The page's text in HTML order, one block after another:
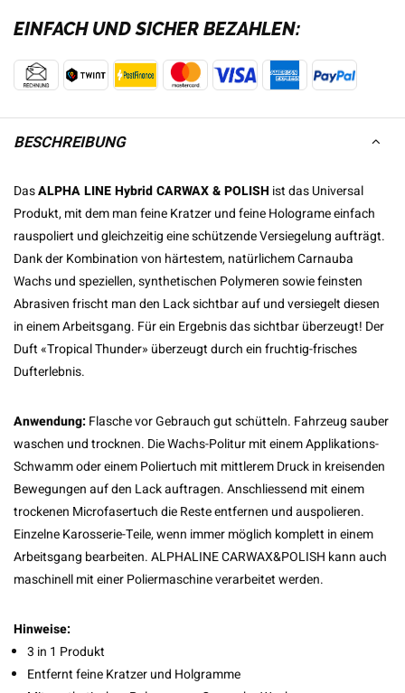
EINFACH UND SICHER BEZAHLEN:
BESCHREIBUNG
DasALPHA LINE Hybrid CARWAX & POLISH ist das Universal
Produkt, mit dem man feine Kratzer und feine Holograme einfach
rauspoliert und gleichzeitig eine schützende Versiegelung aufträgt.
Dank der Kombination von härtestem, natürlichem Carnauba
Wachs und speziellen, synthetischen Polymeren sowie feinsten
Abrasiven frischt man den Lack sichtbar auf und versiegelt diesen
in einem Arbeitsgang. Für ein Ergebnis das sichtbar überzeugt! Der
Duft «Tropical Thunder» überzeugt durch ein fruchtig-frisches
Dufterlebnis.
Anwendung:Flasche vor Gebrauch gut schütteln. Fahrzeug sauber
waschen und trocknen. Die Wachs-Politur mit einem Applikations-
Schwamm oder einem Poliertuch mit mittlerem Druck in kreisenden
Bewegungen auf den Lack auftragen. Anschliessend mit einem
trockenen Microfasertuch die Reste entfernen und auspolieren.
Einzelne Karosserie-Teile, wenn immer möglich komplett in einem
Arbeitsgang bearbeiten. ALPHALINE CARWAX&POLISH kann auch
maschinell mit einer Poliermaschine verarbeitet werden.
Hinweise:
3 in 1 Produkt
Entfernt feine Kratzer und Holgramme